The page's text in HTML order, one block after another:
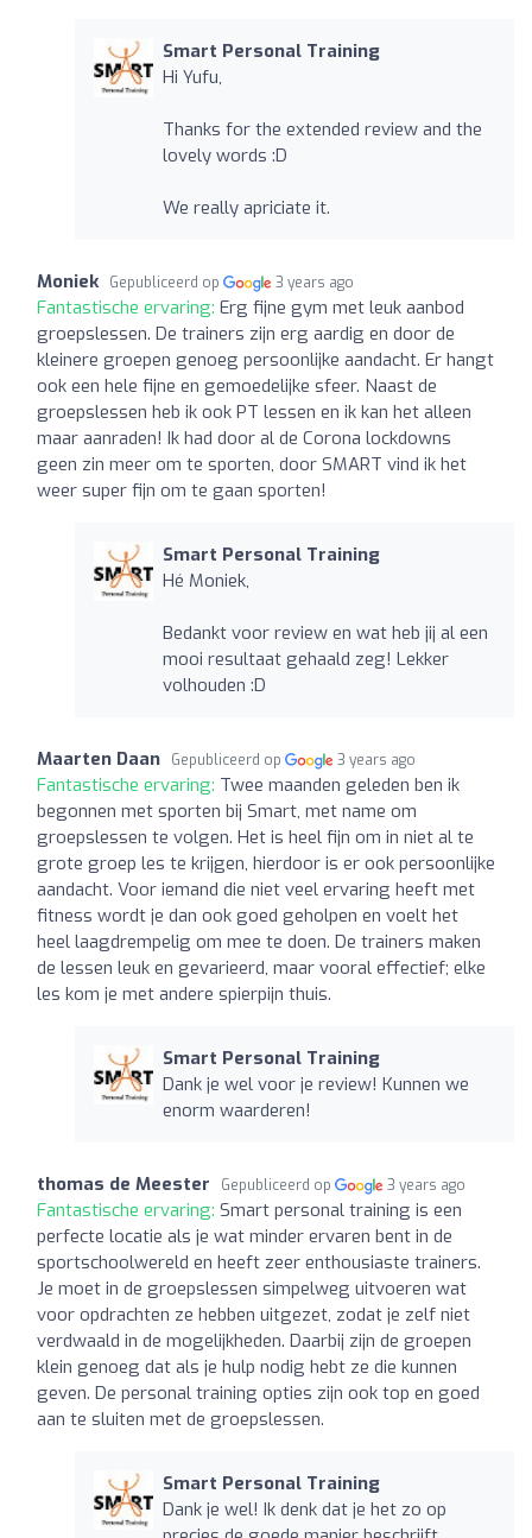
Smart Personal Training
Hi Yufu,
Thanks for the extended review and the
lovely words :D
We really apriciate it.
Moniek Gepubliceerd op 3 years ago
Fantastische ervaring: Erg fijne gym met leuk aanbod
groepslessen. De trainers zijn erg aardig en door de
kleinere groepen genoeg persoonlijke aandacht. Er hangt
ook een hele fijne en gemoedelijke sfeer. Naast de
groepslessen heb ik ook PT lessen en ik kan het alleen
maar aanraden! Ik had door al de Corona lockdowns
geen zin meer om te sporten, door SMART vind ik het
weer super fijn om te gaan sporten!
Smart Personal Training
Hé Moniek,
Bedankt voor review en wat heb jij al een
mooi resultaat gehaald zeg! Lekker
volhouden :D
Maarten Daan Gepubliceerd op 3 years ago
Fantastische ervaring: Twee maanden geleden ben ik
begonnen met sporten bij Smart, met name om
groepslessen te volgen. Het is heel fijn om in niet al te
grote groep les te krijgen, hierdoor is er ook persoonlijke
aandacht. Voor iemand die niet veel ervaring heeft met
fitness wordt je dan ook goed geholpen en voelt het
heel laagdrempelig om mee te doen. De trainers maken
de lessen leuk en gevarieerd, maar vooral effectief; elke
les kom je met andere spierpijn thuis.
Smart Personal Training
Dank je wel voor je review! Kunnen we
enorm waarderen!
thomas de Meester Gepubliceerd op 3 years ago
Fantastische ervaring: Smart personal training is een
perfecte locatie als je wat minder ervaren bent in de
sportschoolwereld en heeft zeer enthousiaste trainers.
Je moet in de groepslessen simpelweg uitvoeren wat
voor opdrachten ze hebben uitgezet, zodat je zelf niet
verdwaald in de mogelijkheden. Daarbij zijn de groepen
klein genoeg dat als je hulp nodig hebt ze die kunnen
geven. De personal training opties zijn ook top en goed
aan te sluiten met de groepslessen.
Smart Personal Training
Dank je wel! Ik denk dat je het zo op